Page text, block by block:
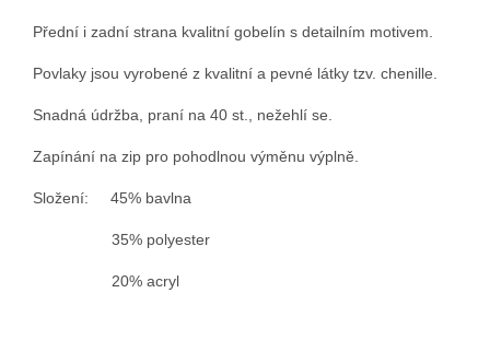
Přední i zadní strana kvalitní gobelín s detailním motivem.
Povlaky jsou vyrobené z kvalitní a pevné látky tzv. chenille.
Snadná údržba, praní na 40 st., nežehlí se.
Zapínání na zip pro pohodlnou výměnu výplně.
Složení: 45% bavlna
35% polyester
20% acryl